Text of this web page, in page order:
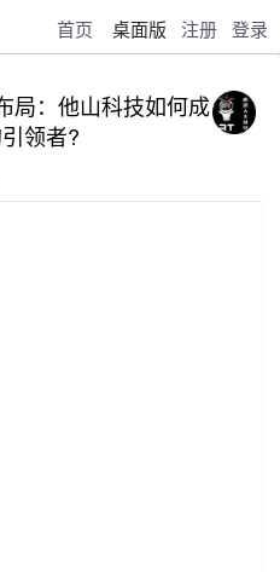
首页 桌面版 注册 登录
局：他山科技如何成
领者?